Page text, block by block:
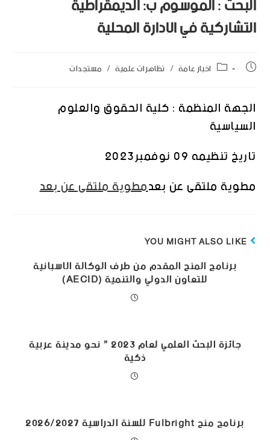
التشاركية في الإدارة المحلية
اخبار عامة / تظاهرات علمية / مستجدات
الجهة المنظمة : كلية الحقوق والعلوم
السياسية
تاريخ تنظيمه 09 نوفمبر2023
مطوية ملتقى عن بعدمطوية ملتقى عن بعد
YOU MIGHT ALSO LIKE
برنامج المنح المقدم من طرف الوكالة الاسبانية
للتعاون الدولي والتنمية (AECID)
جائزة البحث العلمي لعام 2023 ” نحو مدينة عربية
ذكية
برنامج منح Fulbright للسنة الدراسية 2026/2027